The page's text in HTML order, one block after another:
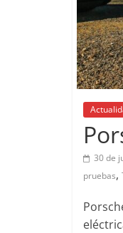
30 de
pruebas,